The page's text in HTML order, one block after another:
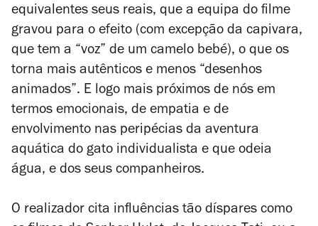
equivalentes seus reais, que a equipa do filme
gravou para o efeito (com excepção da capivara,
que tem a “voz” de um camelo bebé), o que os
torna mais autênticos e menos “desenhos
animados”. E logo mais próximos de nós em
termos emocionais, de empatia e de
envolvimento nas peripécias da aventura
aquática do gato individualista e que odeia
água, e dos seus companheiros.
O realizador cita influências tão díspares como